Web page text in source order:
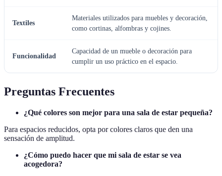
Textiles
Materiales utilizados para muebles y decoración,
como cortinas, alfombras y cojines.
Funcionalidad
Capacidad de un mueble o decoración para
cumplir un uso práctico en el espacio.
Preguntas Frecuentes
¿Qué colores son mejor para una sala de estar pequeña?
Para espacios reducidos, opta por colores claros que den una
sensación de amplitud.
¿Cómo puedo hacer que mi sala de estar se vea
acogedora?